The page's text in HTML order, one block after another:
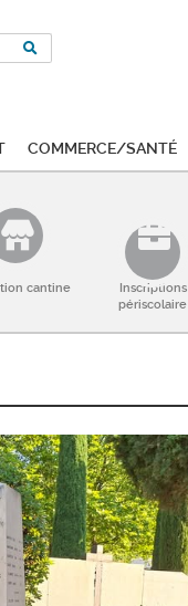
Commerce/Santé
cantine
Inscriptions
périscolaire